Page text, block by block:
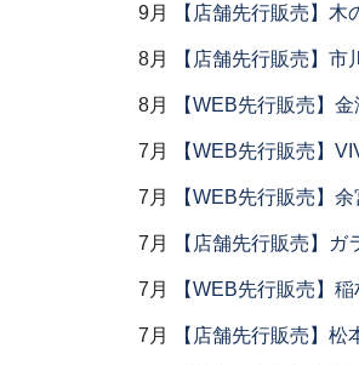
9月 【店舗先行販売】木
8月 【店舗先行販売】
8月 【WEB先行販売】
7月 【WEB先行販売】
7月 【WEB先行販売】
7月 【店舗先行販売】ガ
7月 【WEB先行販売】
7月 【店舗先行販売】松